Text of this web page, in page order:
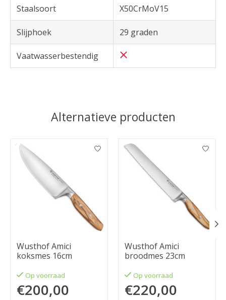
Staalsoort X50CrMoV15
Slijphoek 29 graden
Vaatwasserbestendig
Alternatieve producten
Items van productcarrousel
Wusthof Amici
koksmes 16cm
Op voorraad
€200,00
Wusthof Amici
broodmes 23cm
Op voorraad
€220,00